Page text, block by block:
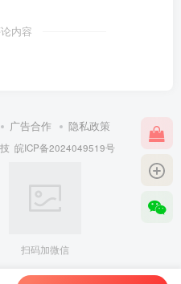
内容
广告合作 隐私政策
皖ICP备2024049519号
扫码加微信